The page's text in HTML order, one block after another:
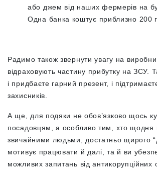
або джем від наших фермерів на
Одна банка коштує приблизно 200
Радимо також звернути увагу на
відраховують частину прибутку на ЗСУ.
і придбаєте гарний презент, і
захисників.
А ще, для подяки не обов’язково щось
посадовцям, а особливо тим, хто щодня
звичайними людьми, достатньо щирого
мотивує працювати й далі, та й ви
можливих запитань від антикорупційних